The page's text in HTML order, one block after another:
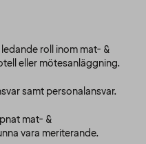
roll inom mat- &
eller mötesanläggning.
samt personalansvar.
mat- &
vara meriterande.